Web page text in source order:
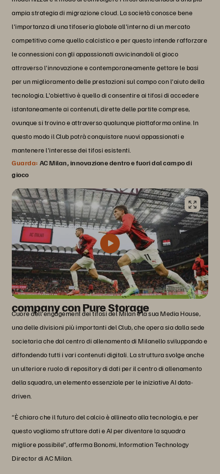
ampia strategia di migrazione cloud. La società conosce bene
l'importanza di una tifoseria globale all'interno di un mercato
competitivo come quello calcistico e per questo intende rafforzare
le connessioni con gli appassionati avvicinandoli al gioco
attraverso l'innovazione e contemporaneamente gettare le basi
per un miglioramento delle prestazioni sul campo con l'aiuto della
tecnologia. L'obiettivo è quello di consentire ai tifosi di accedere
istantaneamente ai contenuti, dirette delle partite comprese,
ovunque si trovino e attraverso qualunque piattaforma online. In
questo modo il Club potrà conquistare nuovi appassionati e
mantenere l'interesse dei tifosi esistenti.
Guarda: AC Milan, innovazione dentro e fuori dal campo di
gioco
Il Milan si trasforma in media
company con Pure Storage
Cuore dell'engagement dei tifosi del Milan è la sua Media House,
una delle divisioni più importanti del Club, che opera sia dalla sede
societaria che dal centro di allenamento di Milanello sviluppando e
diffondendo tutti i vari contenuti digitali. La struttura svolge anche
un ulteriore ruolo di repository di dati per il centro di allenamento
della squadra, un elemento essenziale per le iniziative AI data-
driven.
“È chiaro che il futuro del calcio è allineato alla tecnologia, e per
questo vogliamo sfruttare dati e AI per diventare la squadra
migliore possibile”, afferma Bonomi, Information Technology
Director di AC Milan.